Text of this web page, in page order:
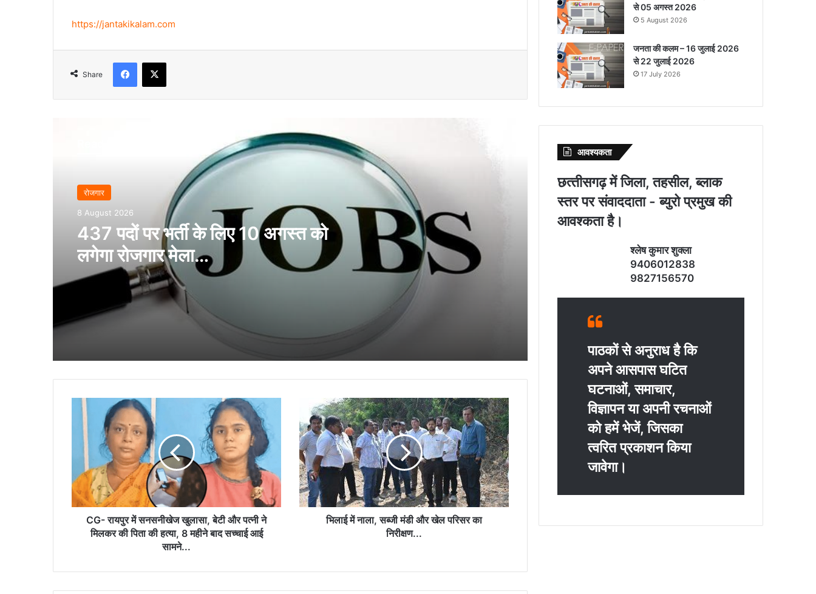
https://jantakikalam.com
Share
Facebook
X
रोजगार
8 August 2026
437 पदों पर भर्ती के लिए 10 अगस्त को
लगेगा रोजगार मेला…
B.Tech तक के लिए सुनहरा मौका, 2005 सरकारी
SIS Ltd में सुरक्षा अधिकारी बनने का अवसर,
जशपुर में 10 से 12 अगस्त तक होगी भर्ती प्रक्रिया
युवाओं के लिए रोजगार का सुनहरा अवसर: आईटीआई
में 5 अगस्त को कैंपस अप्रेंटिसशिप प्लेसमेंट
ड्राइव…
NHM Recruitment 2026: स्टाफ नर्स के
2204 पदों पर निकली भर्ती, 15 अगस्त तक करें
IBPS Clerk Vacancy 2026 : आईबीपीएस
आंगनबाड़ी कार्यकर्ता के रिक्त पद पर भर्ती के लिए
आंगनबाड़ी सहायिका पद पर भर्ती हेतु आवेदन
आमंत्रित…
Govt Jobs August 2026: अगस्त में सरकारी
नौकरी का शानदार मौका, बैंक, रेलवे समेत इन विभागों
में हजारों वैकेंसी
CG-
रायपुर
सनसनीखेज
और
पत्नी
ने
मिलकरCG- रायपुर में सनसनीखेज खुलासा, बेटी और पत्नी ने
मिलकर की पिता की हत्या, 8 महीने बाद सच्चाई आई
सामने...
नाला,
सब्जी
मंडी
और
खेल
परिसर
का
निरीक्षण...भिलाई में नाला, सब्जी मंडी और खेल परिसर का
निरीक्षण...
से 05 अगस्त 2026
5 August 2026
जनता की कलम – 16 जुलाई 2026
से 22 जुलाई 2026
17 July 2026
आवश्‍यकता
छत्‍तीसगढ़ में जिला, तहसील, ब्‍लाक
स्‍तर पर संवाददाता - ब्‍युरो प्रमुख की
आवश्‍कता है।
श्‍लेष कुमार शुक्‍ला
9406012838
9827156570
पाठकों से अनुराध है कि
अपने आसपास घटित
घटनाओं, समाचार,
विज्ञापन या अपनी रचनाओं
को हमें भेजें, जिसका
त्‍वरित प्रकाशन किया
जावेगा।